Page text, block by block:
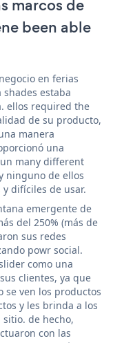
marcos de
been able
en ferias
estaba
ellos required the
de su producto,
manera
una
many different
ninguno de ellos
difíciles de usar.
emergente de
del 250% (más de
sus redes
powr social.
como una
clientes, ya que
se ven los productos
y les brinda a los
de hecho,
con las